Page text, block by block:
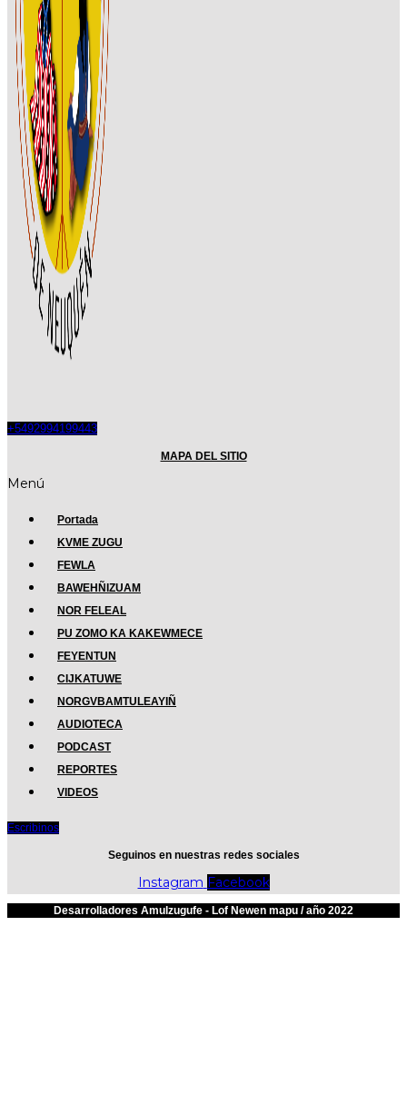
+5492994199443
MAPA DEL SITIO
Menú
Portada
KVME ZUGU
FEWLA
BAWEHÑIZUAM
NOR FELEAL
PU ZOMO KA KAKEWMECE
FEYENTUN
CIJKATUWE
NORGVBAMTULEAYIÑ
AUDIOTECA
PODCAST
REPORTES
VIDEOS
Escribinos
Seguinos en nuestras redes sociales
Instagram Facebook
Desarrolladores Amulzugufe - Lof Newen mapu / año 2022